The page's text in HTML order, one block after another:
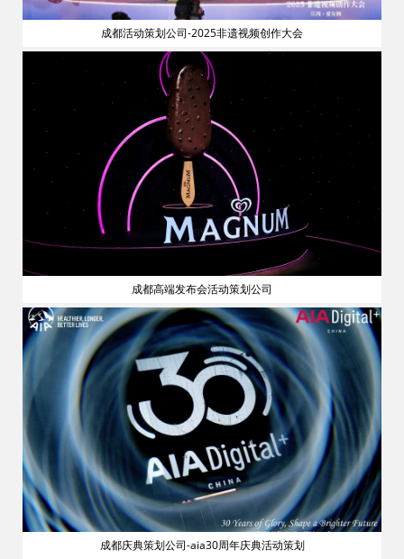
成都活动策划公司-2025非遗视频创作大会
成都高端发布会活动策划公司
成都庆典策划公司-aia30周年庆典活动策划